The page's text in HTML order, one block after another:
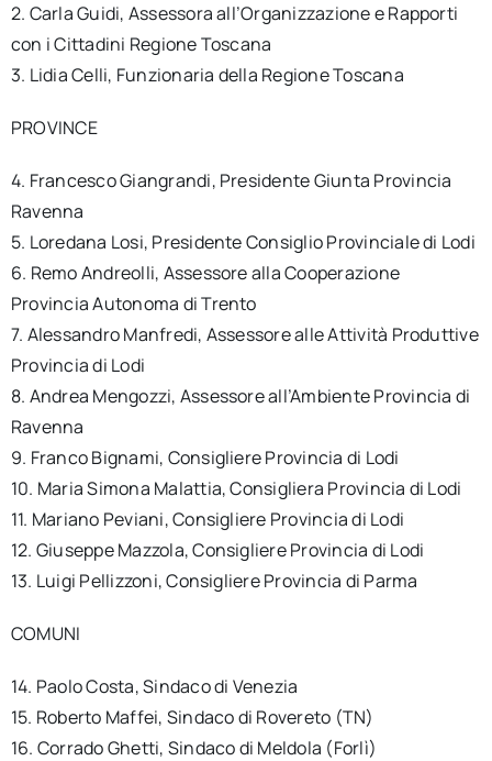
2. Carla Guidi, Assessora all’Organizzazione e Rapporti
con i Cittadini Regione Toscana
3. Lidia Celli, Funzionaria della Regione Toscana
PROVINCE
4. Francesco Giangrandi, Presidente Giunta Provincia
Ravenna
5. Loredana Losi, Presidente Consiglio Provinciale di Lodi
6. Remo Andreolli, Assessore alla Cooperazione
Provincia Autonoma di Trento
7. Alessandro Manfredi, Assessore alle Attività Produttive
Provincia di Lodi
8. Andrea Mengozzi, Assessore all’Ambiente Provincia di
Ravenna
9. Franco Bignami, Consigliere Provincia di Lodi
10. Maria Simona Malattia, Consigliera Provincia di Lodi
11. Mariano Peviani, Consigliere Provincia di Lodi
12. Giuseppe Mazzola, Consigliere Provincia di Lodi
13. Luigi Pellizzoni, Consigliere Provincia di Parma
COMUNI
14. Paolo Costa, Sindaco di Venezia
15. Roberto Maffei, Sindaco di Rovereto (TN)
16. Corrado Ghetti, Sindaco di Meldola (Forlì)